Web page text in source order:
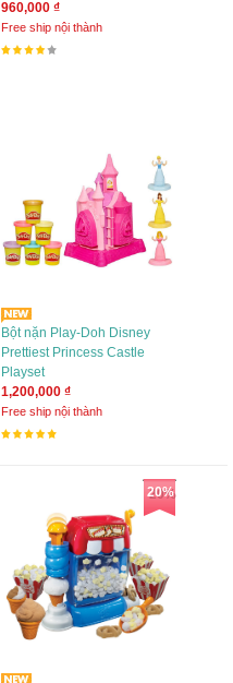
960,000 ₫
Free ship nội thành
Bột nặn Play-Doh Disney
Prettiest Princess Castle
Playset
1,200,000 ₫
Free ship nội thành
20%